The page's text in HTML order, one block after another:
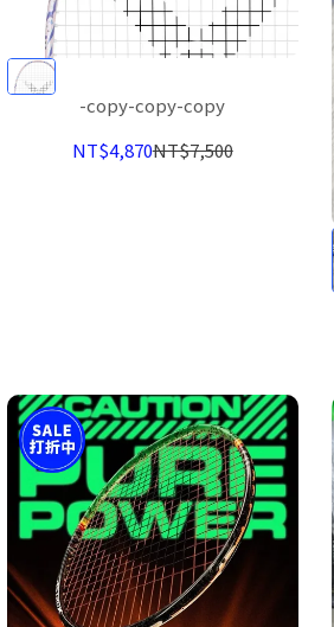
-copy-copy-copy
NT$4,870NT$7,500